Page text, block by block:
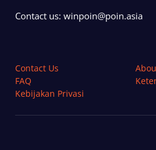
Contact us: winpoin@poin.asia
Contact Us
FAQ
Kebijakan Privasi